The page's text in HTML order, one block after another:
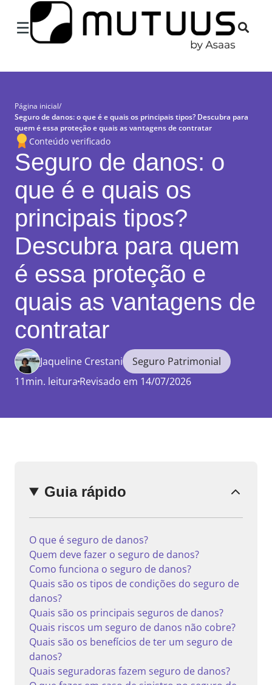
☰
Página inicial/
Seguro de danos: o que é e quais os principais tipos? Descubra para
quem é essa proteção e quais as vantagens de contratar
Conteúdo verificado
Seguro de danos: o
que é e quais os
principais tipos?
Descubra para quem
é essa proteção e
quais as vantagens de
contratar
Jaqueline Crestani
Seguro Patrimonial
11min. leitura Revisado em 14/07/2026
Guia rápido
O que é seguro de danos?
Quem deve fazer o seguro de danos?
Como funciona o seguro de danos?
Quais são os tipos de condições do seguro de
danos?
Quais são os principais seguros de danos?
Quais riscos um seguro de danos não cobre?
Quais são os benefícios de ter um seguro de
danos?
Quais seguradoras fazem seguro de danos?